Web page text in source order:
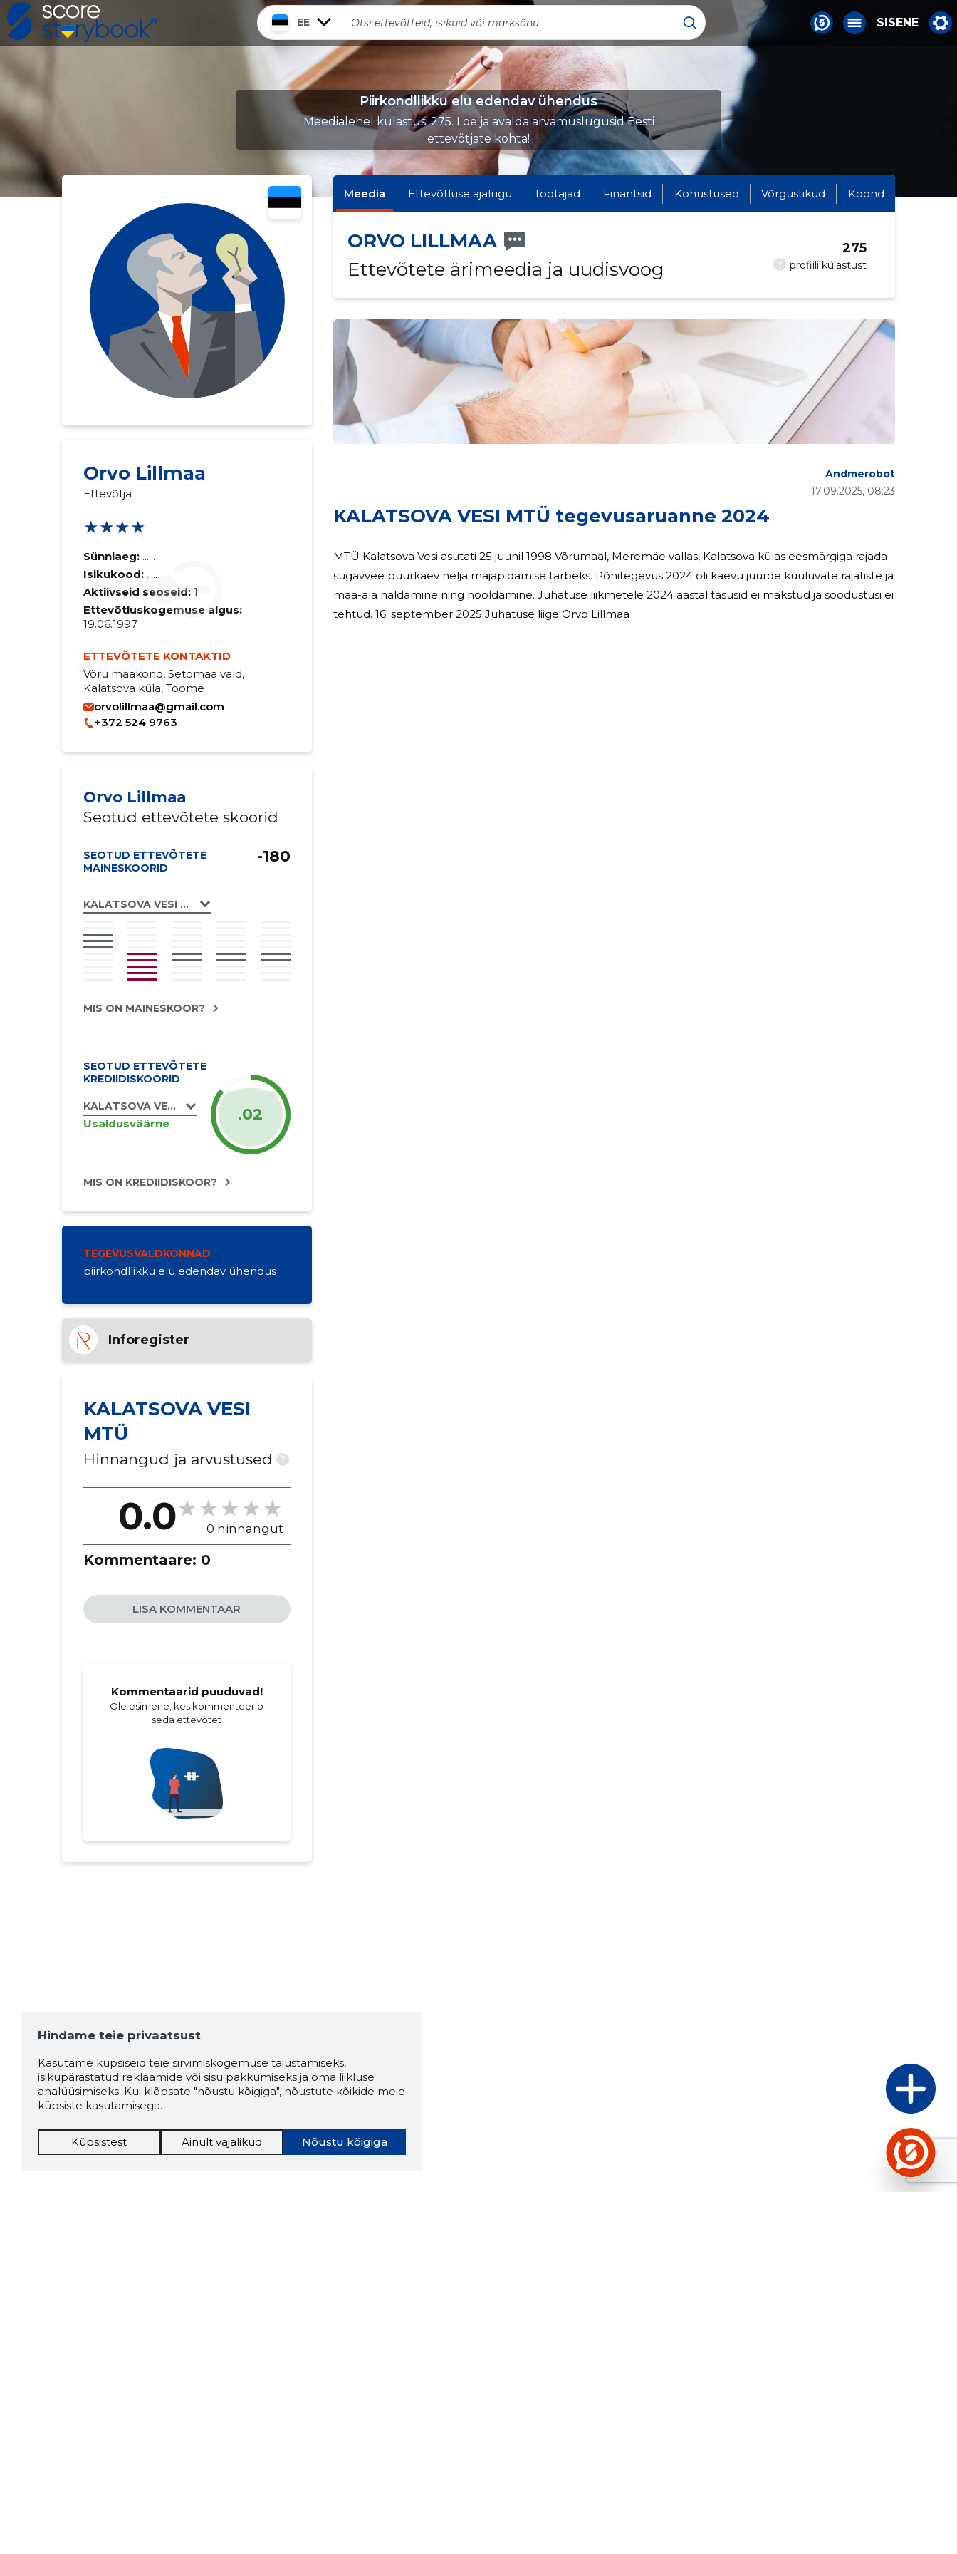
EE SISENE
Piirkondllikku elu edendav ühendus
Meedialehel külastusi 275. Loe ja avalda arvamuslugusid Eesti
ettevõtjate kohta!
Orvo Lillmaa
Ettevõtja
★★★★
Sünniaeg: ......
Isikukood: ......
Aktiivseid seoseid: 1
Ettevõtluskogemuse algus:
19.06.1997
ETTEVÕTETE KONTAKTID
Võru maakond, Setomaa vald,
Kalatsova küla, Toome
orvolillmaa@gmail.com
+372 524 9763
Orvo Lillmaa
Seotud ettevõtete skoorid
SEOTUD ETTEVÕTETE
MAINESKOORID
KALATSOVA VESI MTÜ
-180
MIS ON MAINESKOOR?
SEOTUD ETTEVÕTETE
KREDIIDISKOORID
KALATSOVA VESI MTÜ
Usaldusväärne .02
MIS ON KREDIIDISKOOR?
TEGEVUSVALDKONNAD
piirkondllikku elu edendav ühendus
Inforegister
KALATSOVA VESI
MTÜ
Hinnangud ja arvustused ?
0.0 0 hinnangut
Kommentaare: 0
LISA KOMMENTAAR
Kommentaarid puuduvad!
Ole esimene, kes kommenteerib
seda ettevõtet
Meedia Ettevõtluse ajalugu Töötajad Finantsid Kohustused Võrgustikud Koond
ORVO LILLMAA
Ettevõtete ärimeedia ja uudisvoog
? profiili külastust
275
KALATSOVA VESI MTÜ tegevusaruanne 2024
17.09.2025, 08:23
Andmerobot
MTÜ Kalatsova Vesi asutati 25 juunil 1998 Võrumaal, Meremäe vallas, Kalatsova külas eesmärgiga rajada
sügavvee puurkaev nelja majapidamise tarbeks. Põhitegevus 2024 oli kaevu juurde kuuluvate rajatiste ja
maa-ala haldamine ning hooldamine. Juhatuse liikmetele 2024 aastal tasusid ei makstud ja soodustusi ei
tehtud. 16. september 2025 Juhatuse liige Orvo Lillmaa
Hindame teie privaatsust
Kasutame küpsiseid teie sirvimiskogemuse täiustamiseks,
isikupärastatud reklaamide või sisu pakkumiseks ja oma liikluse
analüüsimiseks. Kui klõpsate "nõustu kõigiga", nõustute kõikide meie
küpsiste kasutamisega.
Nõustu kõigiga
Küpsistest Ainult vajalikud